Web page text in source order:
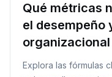
Qué métricas
el desempeño
organizacional
Explora las fórmulas